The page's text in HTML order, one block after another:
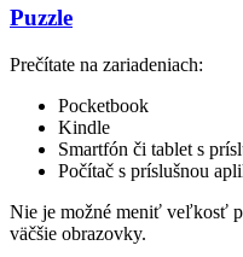
Puzzle
Prečítate na zariadeniach:
Pocketbook
Kindle
Smartfón či tablet s
Počítač s príslušnou
Nie je možné meniť veľkosť
väčšie obrazovky.